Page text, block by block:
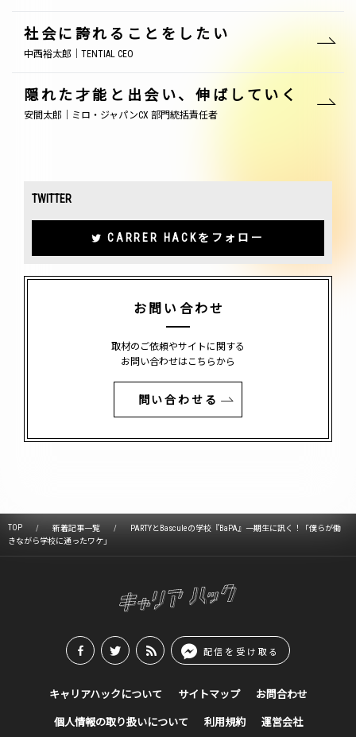
社会に誇れることをしたい
中西裕太郎｜TENTIAL CEO
隠れた才能と出会い、伸ばしていく
安間太郎｜ミロ・ジャパンCX 部門統括責任者
TWITTER
CARRER HACKをフォロー
お問い合わせ
取材のご依頼やサイトに関する
お問い合わせはこちらから
問い合わせる
TOP 新着記事一覧
PARTYとBasculeの学校『BaPA』一期生に訊く！「僕らが働
きながら学校に通ったワケ」
配信を受け取る
キャリアハックについて サイトマップ お問合わせ
個人情報の取り扱いについて 利用規約 運営会社